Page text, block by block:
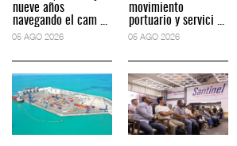
nueve años
navegando el cam ...
05 AGO 2026
movimiento
portuario y servici ...
05 AGO 2026